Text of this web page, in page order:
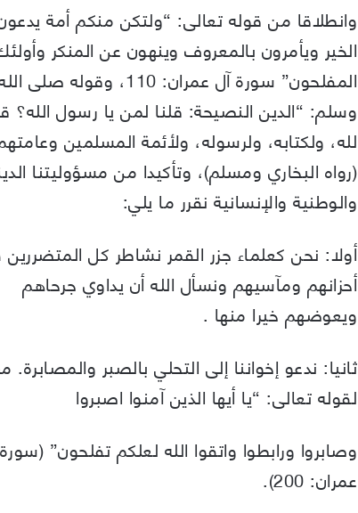
وانطلاقا من قوله تعالى: “ولتكن منكم أمة
الخير ويأمرون بالمعروف وينهون عن المنكر
المفلحون” سورة آل عمران: 110، وقوله
وسلم: “الدين النصيحة: قلنا لمن يا رسول الله؟
لله، ولكتابه، ولرسوله، ولأئمة المسلمين
(رواه البخاري ومسلم)، وتأكيدا من مسؤوليتنا
والوطنية والإنسانية نقرر ما يلي:
أولا: نحن كعلماء جزر القمر نشاطر كل
أحزانهم ومآسيهم ونسأل الله أن يداوي جرحاهم
ويعوضهم خيرا منها .
ثانيا: ندعو إخواننا إلى التحلي بالصبر والمصابرة.
لقوله تعالى: “يا أيها الذين آمنوا اصبروا
وصابروا ورابطوا واتقوا الله لعلكم تفلحون”
عمران: 200).